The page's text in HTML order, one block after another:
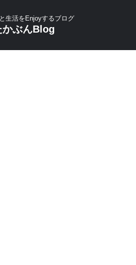
生活をEnjoyするブログ
かぶんBlog